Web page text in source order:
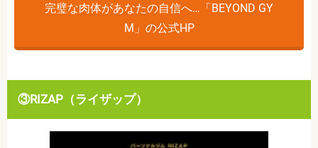
完璧な肉体があなたの自信へ…「BEYOND GY
M」の公式HP
③RIZAP（ライザップ）